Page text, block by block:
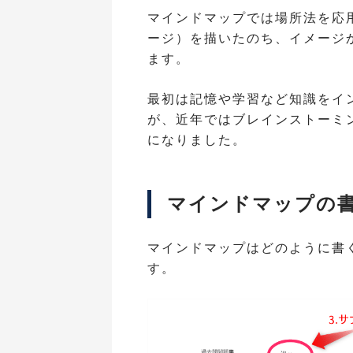
マインドマップでは場所法を
ージ）を描いたのち、イメー
ます。
最初は記憶や学習など知識をイ
が、近年ではブレインストー
になりました。
マインドマップの
マインドマップはどのように
す。